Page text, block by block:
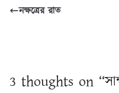
নক্ষত্রের রাত
3 thoughts on “